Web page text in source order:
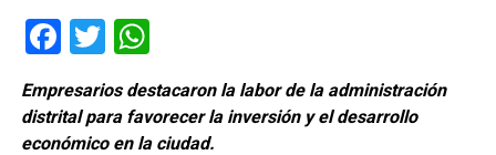
Facebook
TwitterWhatsApp
Empresarios destacaron la labor de la administración
distrital para favorecer la inversión y el desarrollo
económico en la ciudad.